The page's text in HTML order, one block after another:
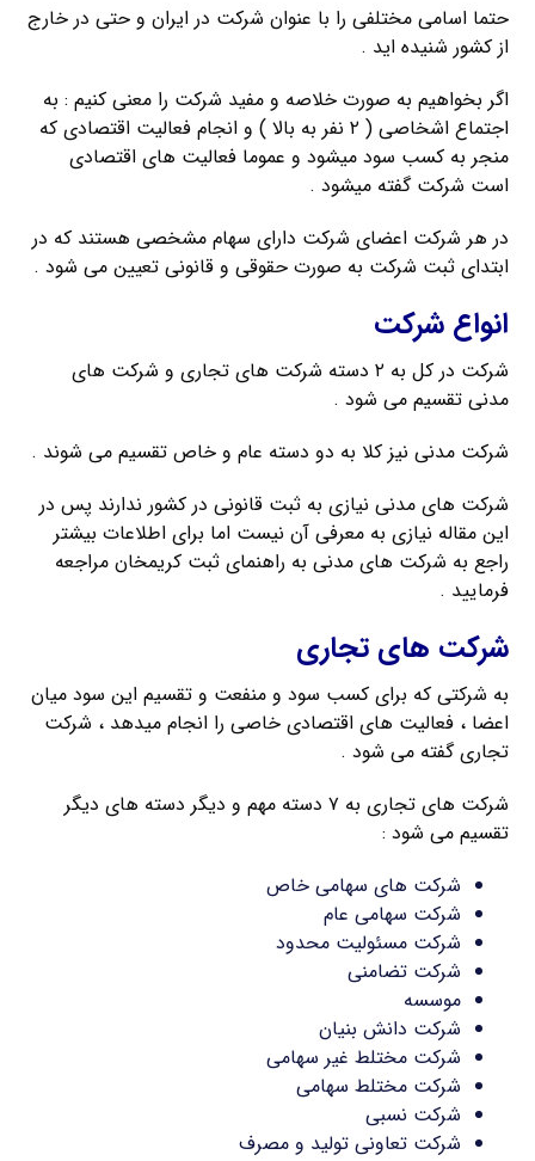
حتما اسامی مختلفی را با عنوان شرکت در ایران و حتی در خارج
از کشور شنیده اید .
اگر بخواهیم به صورت خلاصه و مفید شرکت را معنی کنیم : به
اجتماع اشخاصی ( ۲ نفر به بالا ) و انجام فعالیت اقتصادی که
منجر به کسب سود میشود و عموما فعالیت های اقتصادی
است شرکت گفته میشود .
در هر شرکت اعضای شرکت دارای سهام مشخصی هستند که در
ابتدای ثبت شرکت به صورت حقوقی و قانونی تعیین می شود .
انواع شرکت
شرکت در کل به ۲ دسته شرکت های تجاری و شرکت های
مدنی تقسیم می شود .
شرکت مدنی نیز کلا به دو دسته عام و خاص تقسیم می شوند .
شرکت های مدنی نیازی به ثبت قانونی در کشور ندارند پس در
این مقاله نیازی به معرفی آن نیست اما برای اطلاعات بیشتر
راجع به شرکت های مدنی به راهنمای ثبت کریمخان مراجعه
فرمایید .
شرکت های تجاری
به شرکتی که برای کسب سود و منفعت و تقسیم این سود میان
اعضا ، فعالیت های اقتصادی خاصی را انجام میدهد ، شرکت
تجاری گفته می شود .
شرکت های تجاری به ۷ دسته مهم و دیگر دسته های دیگر
تقسیم می شود :
شرکت های سهامی خاص
شرکت سهامی عام
شرکت مسئولیت محدود
شرکت تضامنی
موسسه
شرکت دانش بنیان
شرکت مختلط غیر سهامی
شرکت مختلط سهامی
شرکت نسبی
شرکت تعاونی تولید و مصرف